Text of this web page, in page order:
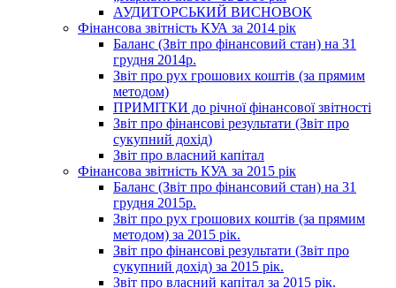
АУДИТОРСЬКИЙ ВИСНОВОК
Фінансова звітність КУА за 2014 рік
Баланс (Звіт про фінансовий стан) на 31
грудня 2014р.
Звіт про рух грошових коштів (за прямим
методом)
ПРИМІТКИ до річної фінансової звітності
Звіт про фінансові результати (Звіт про
сукупний дохід)
Звіт про власний капітал
Фінансова звітність КУА за 2015 рік
Баланс (Звіт про фінансовий стан) на 31
грудня 2015р.
Звіт про рух грошових коштів (за прямим
методом) за 2015 рік.
Звіт про фінансові результати (Звіт про
сукупний дохід) за 2015 рік.
Звіт про власний капітал за 2015 рік.